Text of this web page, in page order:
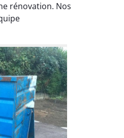
rénovation. Nos